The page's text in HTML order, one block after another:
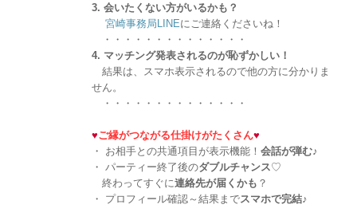
3. 会いたくない方がいるかも？
宮崎事務局LINEにご連絡くださいね！
・・・・・・・・・・・・・・
4. マッチング発表されるのが恥ずかしい！
結果は、スマホ表示されるので他の方に分かりま
せん。
・・・・・・・・・・・・・・
♥ご縁がつながる仕掛けがたくさん♥
・ お相手との共通項目が表示機能！ 会話が弾む♪
・ パーティー終了後のダブルチャンス♡
終わってすぐに連絡先が届くかも ？
・ プロフィール確認～結果までスマホで完結♪